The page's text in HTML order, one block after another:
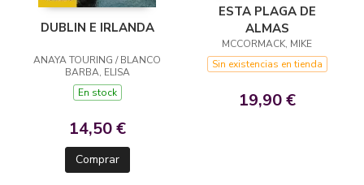
DUBLIN E IRLANDA
ANAYA TOURING / BLANCO
BARBA, ELISA
En stock
14,50 €
Comprar
ESTA PLAGA DE
ALMAS
MCCORMACK, MIKE
Sin existencias en tienda
19,90 €